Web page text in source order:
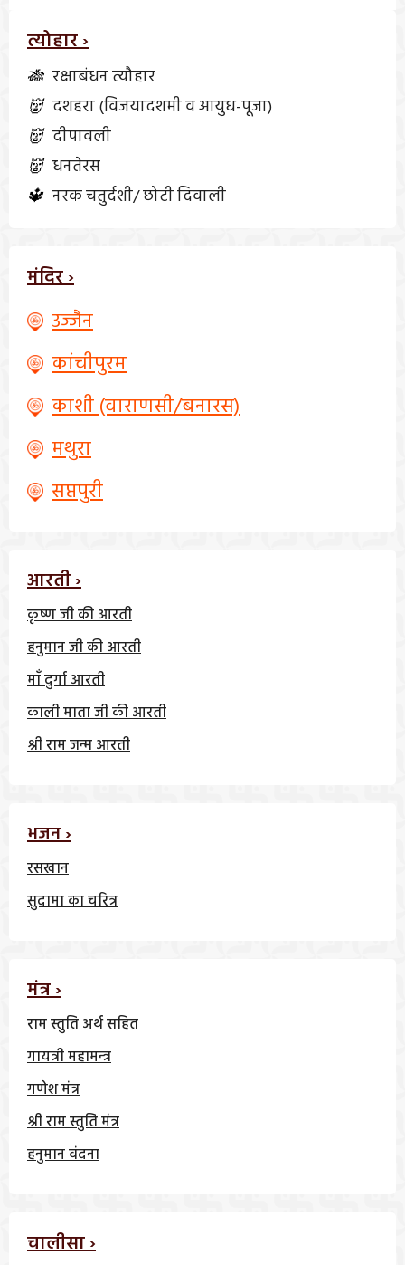
त्योहार ›
🎋 रक्षाबंधन त्यौहार
👹 दशहरा (विजयादशमी व आयुध-पूजा)
👹 दीपावली
👹 धनतेरस
🔱 नरक चतुर्दशी/ छोटी दिवाली
मंदिर ›
उज्जैन
कांचीपुरम
काशी (वाराणसी/बनारस)
मथुरा
सप्तपुरी
आरती ›
कृष्ण जी की आरती
हनुमान जी की आरती
माँ दुर्गा आरती
काली माता जी की आरती
श्री राम जन्म आरती
भजन ›
रसखान
सुदामा का चरित्र
मंत्र ›
राम स्तुति अर्थ सहित
गायत्री महामन्त्र
गणेश मंत्र
श्री राम स्तुति मंत्र
हनुमान वंदना
चालीसा ›